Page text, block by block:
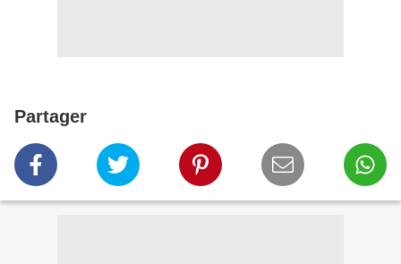
Partager